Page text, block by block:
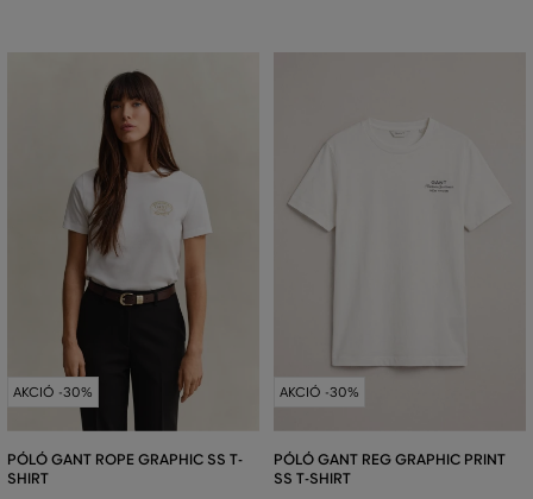
AKCIÓ -30%
PÓLÓ GANT ROPE GRAPHIC SS T-
SHIRT
AKCIÓ -30%
PÓLÓ GANT REG GRAPHIC PRINT
SS T-SHIRT